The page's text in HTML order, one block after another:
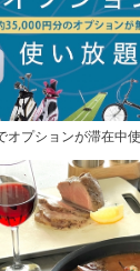
オプションが滞在中